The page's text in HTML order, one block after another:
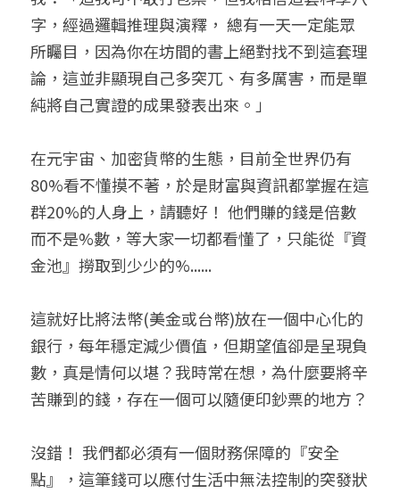
字，經過邏輯推理與演釋， 總有一天一定能眾
所矚目，因為你在坊間的書上絕對找不到這套理
論，這並非顯現自己多突兀、有多厲害，而是單
純將自己實證的成果發表出來。」
在元宇宙、加密貨幣的生態，目前全世界仍有
80%看不懂摸不著，於是財富與資訊都掌握在這
群20%的人身上，請聽好！ 他們賺的錢是倍數
而不是%數，等大家一切都看懂了，只能從『資
金池』撈取到少少的%......
這就好比將法幣(美金或台幣)放在一個中心化的
銀行，每年穩定減少價值，但期望值卻是呈現負
數，真是情何以堪？我時常在想，為什麼要將辛
苦賺到的錢，存在一個可以隨便印鈔票的地方？
沒錯！ 我們都必須有一個財務保障的『安全
點』，這筆錢可以應付生活中無法控制的突發狀